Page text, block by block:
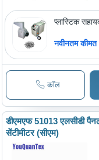
प्लास्टिक
नवीनतम कीमत
कॉल
डीएमएफ 51013 एलसीडी
सेंटीमीटर (सीएम)